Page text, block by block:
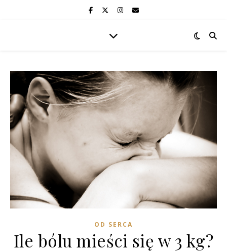
OD SERCA
Ile bólu mieści się w 3 kg?